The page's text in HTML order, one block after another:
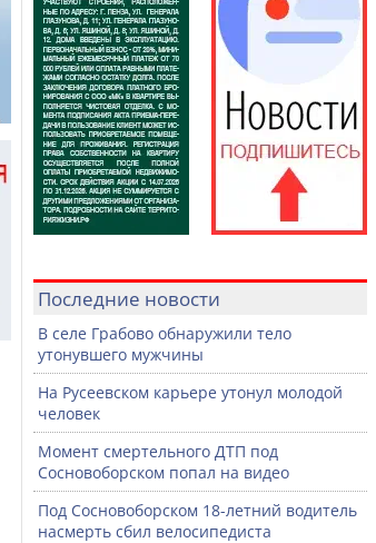
Последние новости
В селе Грабово обнаружили тело
утонувшего мужчины
На Русеевском карьере утонул молодой
человек
Момент смертельного ДТП под
Сосновоборском попал на видео
Под Сосновоборском 18-летний водитель
насмерть сбил велосипедиста